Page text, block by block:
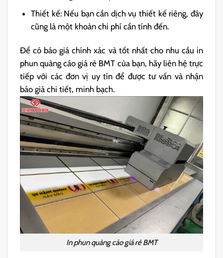
Thiết kế: Nếu bạn cần dịch vụ thiết kế riêng, đây
cũng là một khoản chi phí cần tính đến.
Để có báo giá chính xác và tốt nhất cho nhu cầu in
phun quảng cáo giá rẻ BMT của bạn, hãy liên hệ trực
tiếp với các đơn vị uy tín để được tư vấn và nhận
báo giá chi tiết, minh bạch.
In phun quảng cáo giá rẻ BMT